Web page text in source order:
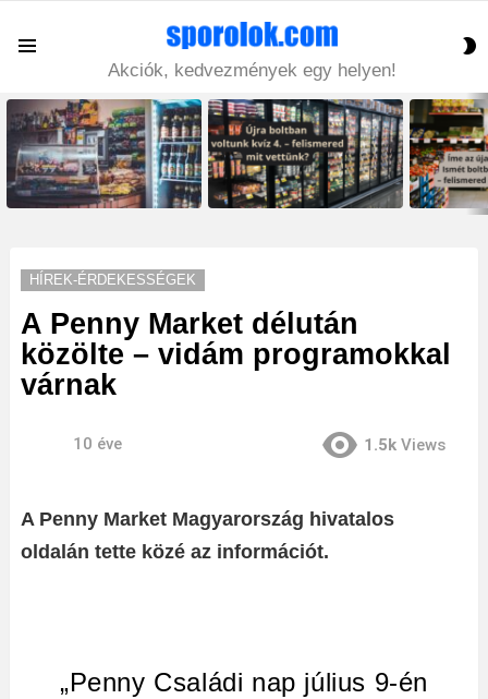
Akciók, kedvezmények egy helyen!
LATEST
STORIES
HÍREK-ÉRDEKESSÉGEK
A Penny Market délután
közölte – vidám programokkal
várnak
10 éve 1.5k Views
A Penny Market Magyarország hivatalos
oldalán tette közé az információt.
„Penny Családi nap július 9-én